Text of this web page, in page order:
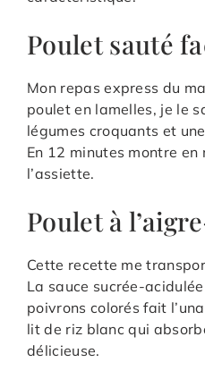
Poulet sauté
Mon repas express du
poulet en lamelles, je le
légumes croquants et
En 12 minutes montre en
l’assiette.
Poulet à
Cette recette me
La sauce sucrée-
poivrons colorés fait
lit de riz blanc qui
délicieuse.